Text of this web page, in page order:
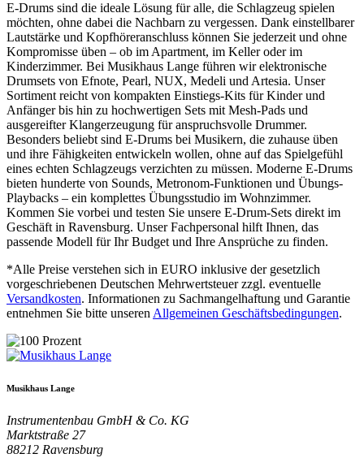
E-Drums sind die ideale Lösung für alle, die Schlagzeug spielen
möchten, ohne dabei die Nachbarn zu vergessen. Dank einstellbarer
Lautstärke und Kopfhöreranschluss können Sie jederzeit und ohne
Kompromisse üben – ob im Apartment, im Keller oder im
Kinderzimmer. Bei Musikhaus Lange führen wir elektronische
Drumsets von Efnote, Pearl, NUX, Medeli und Artesia. Unser
Sortiment reicht von kompakten Einstiegs-Kits für Kinder und
Anfänger bis hin zu hochwertigen Sets mit Mesh-Pads und
ausgereifter Klangerzeugung für anspruchsvolle Drummer.
Besonders beliebt sind E-Drums bei Musikern, die zuhause üben
und ihre Fähigkeiten entwickeln wollen, ohne auf das Spielgefühl
eines echten Schlagzeugs verzichten zu müssen. Moderne E-Drums
bieten hunderte von Sounds, Metronom-Funktionen und Übungs-
Playbacks – ein komplettes Übungsstudio im Wohnzimmer.
Kommen Sie vorbei und testen Sie unsere E-Drum-Sets direkt im
Geschäft in Ravensburg. Unser Fachpersonal hilft Ihnen, das
passende Modell für Ihr Budget und Ihre Ansprüche zu finden.
*Alle Preise verstehen sich in EURO inklusive der gesetzlich
vorgeschriebenen Deutschen Mehrwertsteuer zzgl. eventuelle
Versandkosten. Informationen zu Sachmangelhaftung und Garantie
entnehmen Sie bitte unserenAllgemeinen Geschäftsbedingungen.
Musikhaus Lange
Instrumentenbau GmbH & Co. KG
Marktstraße 27
88212 Ravensburg